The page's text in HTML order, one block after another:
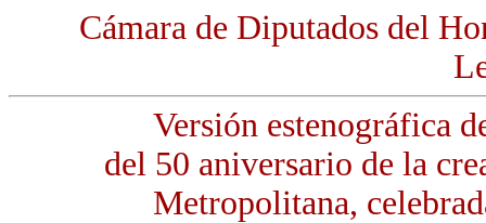
Cámara de Diputados del
Versión estenográfica
del 50 aniversario de la
Metropolitana,